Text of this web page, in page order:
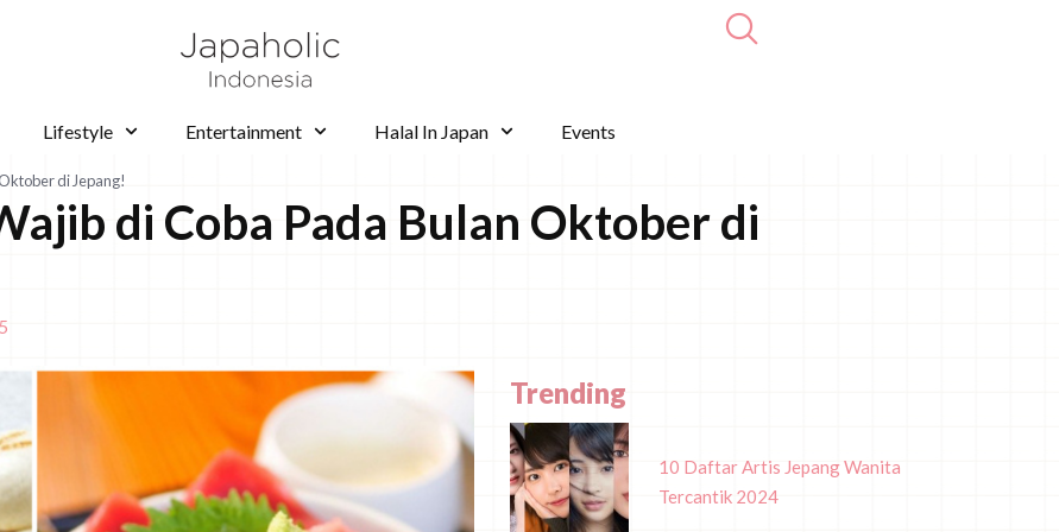
Lifestyle Entertainment Halal In Japan Events
di Jepang!
di Coba Pada Bulan Oktober di
Trending
10 Daftar Artis Jepang Wanita
Tercantik 2024